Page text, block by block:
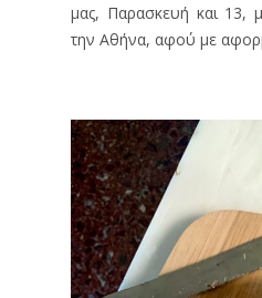
μας, Παρασκευή και 13,
την Αθήνα, αφού με